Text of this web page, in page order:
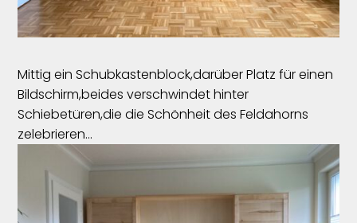
Mittig ein Schubkastenblock,darüber Platz für einen
Bildschirm,beides verschwindet hinter
Schiebetüren,die die Schönheit des Feldahorns
zelebrieren...